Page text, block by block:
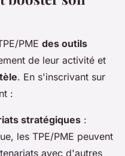
PME des outils
de leur activité et
. En s'inscrivant sur
:
stratégiques :
les TPE/PME peuvent
avec d'autres